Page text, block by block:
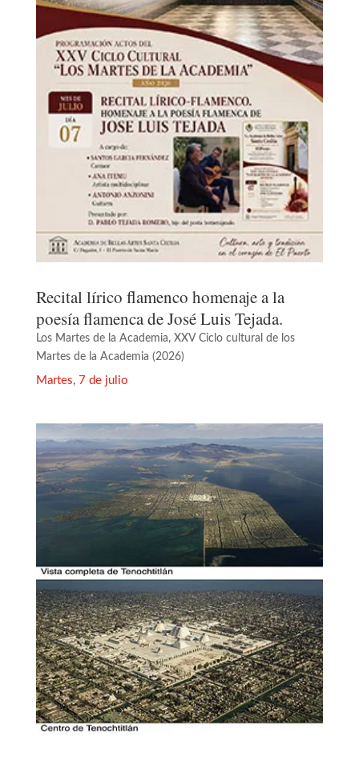
Recital lírico flamenco homenaje a la
poesía flamenca de José Luis Tejada.
Los Martes de la Academia, XXV Ciclo cultural de los
Martes de la Academia (2026)
Martes, 7 de julio